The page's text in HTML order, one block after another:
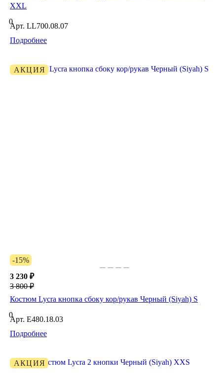
XXL
0
Арт. LL700.08.07
Подробнее
АКЦИЯ
-15%
3 230 ₽
3 800 ₽
Костюм Lycra кнопка сбоку кор/рукав Черный (Siyah) S
0
Арт. E480.18.03
Подробнее
АКЦИЯ